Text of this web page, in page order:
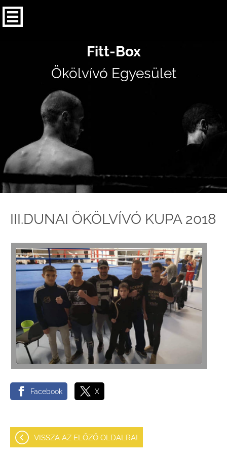
Fitt-Box
Ökölvívó Egyesület
III.DUNAI ÖKÖLVÍVÓ KUPA 2018
Facebook X
VISSZA AZ ELŐZŐ OLDALRA!